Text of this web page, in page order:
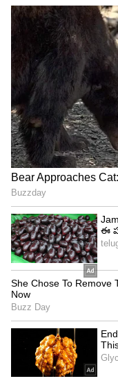
Marriage Secrets :
వరుడికి ఎడమ వైపే
వెనుక ఉన్న అసలు
Kainchi Dham: కోహ్లీ,
జీవితాలను మార్చిన
3
7
Image Credit :
రోజువారీ టూర్ ప్లాన్
డే 01
ఫ్లైట్ టైమింగ్స్ కంటే
ఎయిర్‌పోర్టుకు
ఎక్కాలి. లక్నో
హోటల్‌కు ట్రాన్స్‌ఫర్